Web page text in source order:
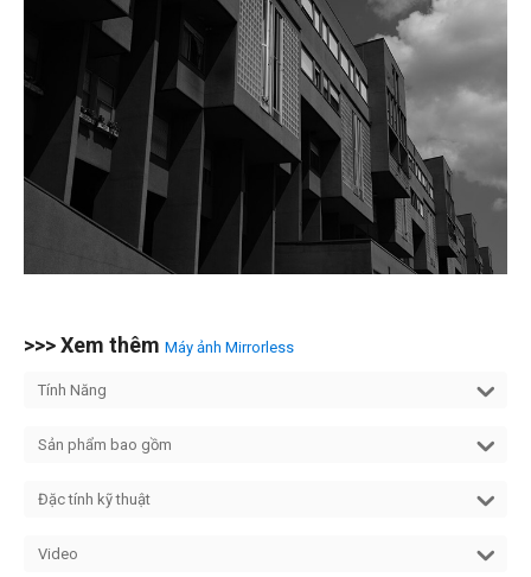
>>> Xem thêm Máy ảnh Mirrorless
Tính Năng
Sản phẩm bao gồm
Đặc tính kỹ thuật
Video